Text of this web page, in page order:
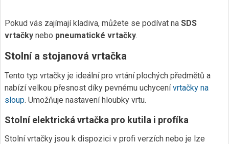
Pokud vás zajímají kladiva, můžete se podívat na SDS
vrtačky nebo pneumatické vrtačky.
Stolní a stojanová vrtačka
Tento typ vrtačky je ideální pro vrtání plochých předmětů a
nabízí velkou přesnost díky pevnému uchycenívrtačky na
sloup. Umožňuje nastavení hloubky vrtu.
Stolní elektrická vrtačka pro kutila i profíka
Stolní vrtačky jsou k dispozici v profi verzích nebo je lze